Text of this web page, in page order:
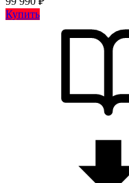
Купить